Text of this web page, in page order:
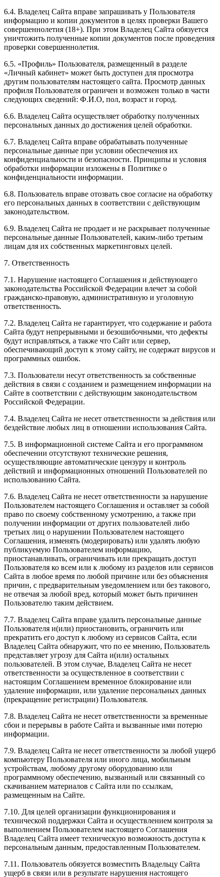
6.4. Владелец Сайта вправе запрашивать у Пользователя
информацию и копии документов в целях проверки Вашего
совершеннолетия (18+). При этом Владелец Сайта обязуется
уничтожить полученные копии документов после проведения
проверки совершеннолетия.
6.5. «Профиль» Пользователя, размещенный в разделе
«Личный кабинет» может быть доступен для просмотра
другим пользователям настоящего сайта. Просмотр данных
профиля Пользователя ограничен и возможен только в части
следующих сведений: Ф.И.О, пол, возраст и город.
6.6. Владелец Сайта осуществляет обработку полученных
персональных данных до достижения целей обработки.
6.7. Владелец Сайта вправе обрабатывать полученные
персональные данные при условии обеспечения их
конфиденциальности и безопасности. Принципы и условия
обработки информации изложены в Политике о
конфиденциальности информации.
6.8. Пользователь вправе отозвать свое согласие на обработку
его персональных данных в соответствии с действующим
законодательством.
6.9. Владелец Сайта не продает и не раскрывает полученные
персональные данные Пользователей, каким-либо третьим
лицам для их собственных маркетинговых целей.
7. Ответственность
7.1. Нарушение настоящего Соглашения и действующего
законодательства Российской Федерации влечет за собой
гражданско-правовую, административную и уголовную
ответственность.
7.2. Владелец Сайта не гарантирует, что содержание и работа
Сайта будут непрерывными и безошибочными, что дефекты
будут исправляться, а также что Сайт или сервер,
обеспечивающий доступ к этому сайту, не содержат вирусов и
программных ошибок.
7.3. Пользователи несут ответственность за собственные
действия в связи с созданием и размещением информации на
Сайте в соответствии с действующим законодательством
Российской Федерации.
7.4. Владелец Сайта не несет ответственности за действия или
бездействие любых лиц в отношении использования Сайта.
7.5. В информационной системе Сайта и его программном
обеспечении отсутствуют технические решения,
осуществляющие автоматические цензуру и контроль
действий и информационных отношений Пользователей по
использованию Сайта.
7.6. Владелец Сайта не несет ответственности за нарушение
Пользователем настоящего Соглашения и оставляет за собой
право по своему собственному усмотрению, а также при
получении информации от других пользователей либо
третьих лиц о нарушении Пользователем настоящего
Соглашения, изменять (модерировать) или удалять любую
публикуемую Пользователем информацию,
приостанавливать, ограничивать или прекращать доступ
Пользователя ко всем или к любому из разделов или сервисов
Сайта в любое время по любой причине или без объяснения
причин, с предварительным уведомлением или без такового,
не отвечая за любой вред, который может быть причинен
Пользователю таким действием.
7.7. Владелец Сайта вправе удалить персональные данные
Пользователя и(или) приостановить, ограничить или
прекратить его доступ к любому из сервисов Сайта, если
Владелец Сайта обнаружит, что по ее мнению, Пользователь
представляет угрозу для Сайта и(или) остальных
пользователей. В этом случае, Владелец Сайта не несет
ответственности за осуществленное в соответствии с
настоящим Соглашением временное блокирование или
удаление информации, или удаление персональных данных
(прекращение регистрации) Пользователя.
7.8. Владелец Сайта не несет ответственности за временные
сбои и перерывы в работе Сайта и вызванные ими потерю
информации.
7.9. Владелец Сайта не несет ответственности за любой ущерб
компьютеру Пользователя или иного лица, мобильным
устройствам, любому другому оборудованию или
программному обеспечению, вызванный или связанный со
скачиванием материалов с Сайта или по ссылкам,
размещенным на Сайте.
7.10. Для целей организации функционирования и
технической поддержки Сайта и осуществлением контроля за
выполнением Пользователем настоящего Соглашения
Владелец Сайта имеет техническую возможность доступа к
персональным данным, предоставленным Пользователем.
7.11. Пользователь обязуется возместить Владельцу Сайта
ущерб в связи или в результате нарушения настоящего